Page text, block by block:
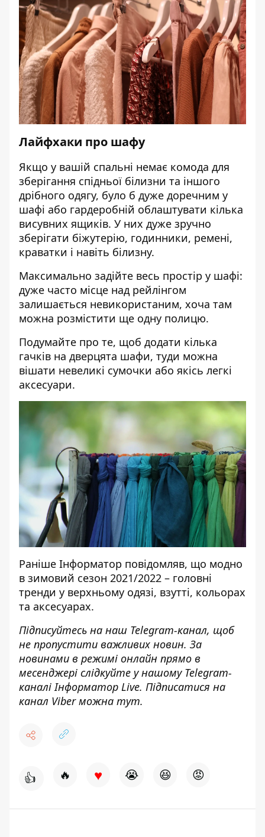
Лайфхаки про шафу
Якщо у вашій спальні немає комода для
зберігання спідньої білизни та іншого
дрібного одягу, було б дуже доречним у
шафі або гардеробній облаштувати кілька
висувних ящиків. У них дуже зручно
зберігати біжутерію, годинники, ремені,
краватки і навіть білизну.
Максимально задійте весь простір у шафі:
дуже часто місце над рейлінгом
залишається невикористаним, хоча там
можна розмістити ще одну полицю.
Подумайте про те, щоб додати кілька
гачків на дверцята шафи, туди можна
вішати невеликі сумочки або якісь легкі
аксесуари.
Раніше Інформатор повідомляв, що модно
в зимовий сезон 2021/2022 – головні
тренди у верхньому одязі, взутті, кольорах
та аксесуарах.
Підписуйтесь на наш Telegram-канал, щоб
не пропустити важливих новин. За
новинами в режимі онлайн прямо в
месенджері слідкуйте у нашому Telegram-
каналіІнформатор Live. Підписатися на
канал Viber можна тут.
👍 🔥 ♥ 😭 😆 😡